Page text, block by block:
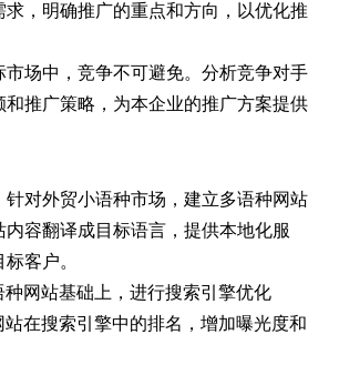
求，明确推广的重点和方向，以优化推
市场中，竞争不可避免。分析竞争对手
和推广策略，为本企业的推广方案提供
针对外贸小语种市场，建立多语种网站
容翻译成目标语言，提供本地化服
客户。
种网站基础上，进行搜索引擎优化
站在搜索引擎中的排名，增加曝光度和